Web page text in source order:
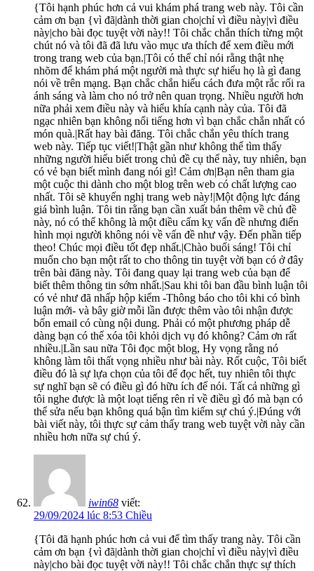
{Tôi hạnh phúc hơn cả vui khám phá trang web này. Tôi cần
cảm ơn bạn {vì đã|dành thời gian cho|chỉ vì điều này|vì điều
này|cho bài đọc tuyệt vời này!! Tôi chắc chắn thích từng một
chút nó và tôi đã đã lưu vào mục ưa thích để xem điều mới
trong trang web của bạn.|Tôi có thể chỉ nói rằng thật nhẹ
nhõm để khám phá một người mà thực sự hiểu họ là gì đang
nói về trên mạng. Bạn chắc chắn hiểu cách đưa một rắc rối ra
ánh sáng và làm cho nó trở nên quan trọng. Nhiều người hơn
nữa phải xem điều này và hiểu khía cạnh này của. Tôi đã
ngạc nhiên bạn không nổi tiếng hơn vì bạn chắc chắn nhất có
món quà.|Rất hay bài đăng. Tôi chắc chắn yêu thích trang
web này. Tiếp tục viết!|Thật gần như không thể tìm thấy
những người hiểu biết trong chủ đề cụ thể này, tuy nhiên, bạn
có vẻ bạn biết mình đang nói gì! Cảm ơn|Bạn nên tham gia
một cuộc thi dành cho một blog trên web có chất lượng cao
nhất. Tôi sẽ khuyến nghị trang web này!|Một động lực đáng
giá bình luận. Tôi tin rằng bạn cần xuất bản thêm về chủ đề
này, nó có thể không là một điều cấm kỵ vấn đề nhưng điển
hình mọi người không nói về vấn đề như vậy. Đến phần tiếp
theo! Chúc mọi điều tốt đẹp nhất.|Chào buổi sáng! Tôi chỉ
muốn cho bạn một rất to cho thông tin tuyệt vời bạn có ở đây
trên bài đăng này. Tôi đang quay lại trang web của bạn để
biết thêm thông tin sớm nhất.|Sau khi tôi ban đầu bình luận tôi
có vẻ như đã nhấp hộp kiểm -Thông báo cho tôi khi có bình
luận mới- và bây giờ mỗi lần được thêm vào tôi nhận được
bốn email có cùng nội dung. Phải có một phương pháp dễ
dàng bạn có thể xóa tôi khỏi dịch vụ đó không? Cảm ơn rất
nhiều.|Lần sau nữa Tôi đọc một blog, Hy vọng rằng nó
không làm tôi thất vọng nhiều như bài này. Rốt cuộc, Tôi biết
điều đó là sự lựa chọn của tôi để đọc hết, tuy nhiên tôi thực
sự nghĩ bạn sẽ có điều gì đó hữu ích để nói. Tất cả những gì
tôi nghe được là một loạt tiếng rên rỉ về điều gì đó mà bạn có
thể sửa nếu bạn không quá bận tìm kiếm sự chú ý.|Đúng với
bài viết này, tôi thực sự cảm thấy trang web tuyệt vời này cần
nhiều hơn nữa sự chú ý.
iwin68 viết:
29/09/2024 lúc 8:53 Chiều
{Tôi đã hạnh phúc hơn cả vui để tìm thấy trang này. Tôi cần
cảm ơn bạn {vì đã|dành thời gian cho|chỉ vì điều này|vì điều
này|cho bài đọc tuyệt vời này!! Tôi chắc chắn thực sự thích